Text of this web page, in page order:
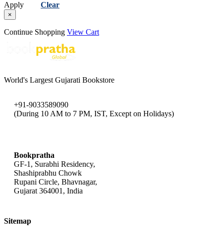
(રમણ મોદી )
Ramesh Sanghvi (Ed.)
(રમેશ સંઘવી (સંપાદક))
(સુધીર ચંદ્ર )
Swami Anand
(સ્વામી આનંદ )
Umashankar Joshi
(ઉમાશંકર જોશી)
Apply Clear
×
Continue Shopping View Cart
World's Largest Gujarati Bookstore
+91-9033589090
(During 10 AM to 7 PM, IST, Except on Holidays)
Bookpratha
GF-1, Surabhi Residency,
Shashiprabhu Chowk
Rupani Circle, Bhavnagar,
Gujarat 364001, India
Sitemap